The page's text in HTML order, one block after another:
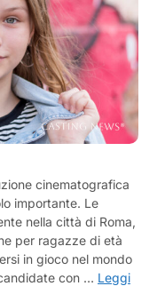
cinematografica
importante. Le
nella città di Roma,
per ragazze di età
in gioco nel mondo
con … Leggi